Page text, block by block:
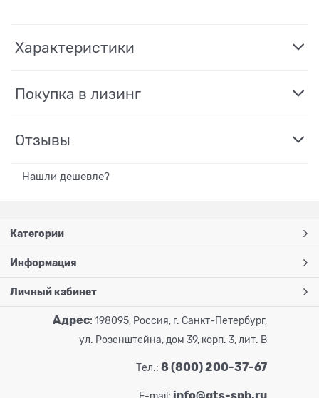
Характеристики
Покупка в лизинг
Отзывы
Нашли дешевле?
Категории
Информация
Личный кабинет
Адрес: 198095, Россия, г. Санкт-Петербург,
ул. Розенштейна, дом 39, корп. 3, лит. В
Тел.: 8 (800) 200-37-67